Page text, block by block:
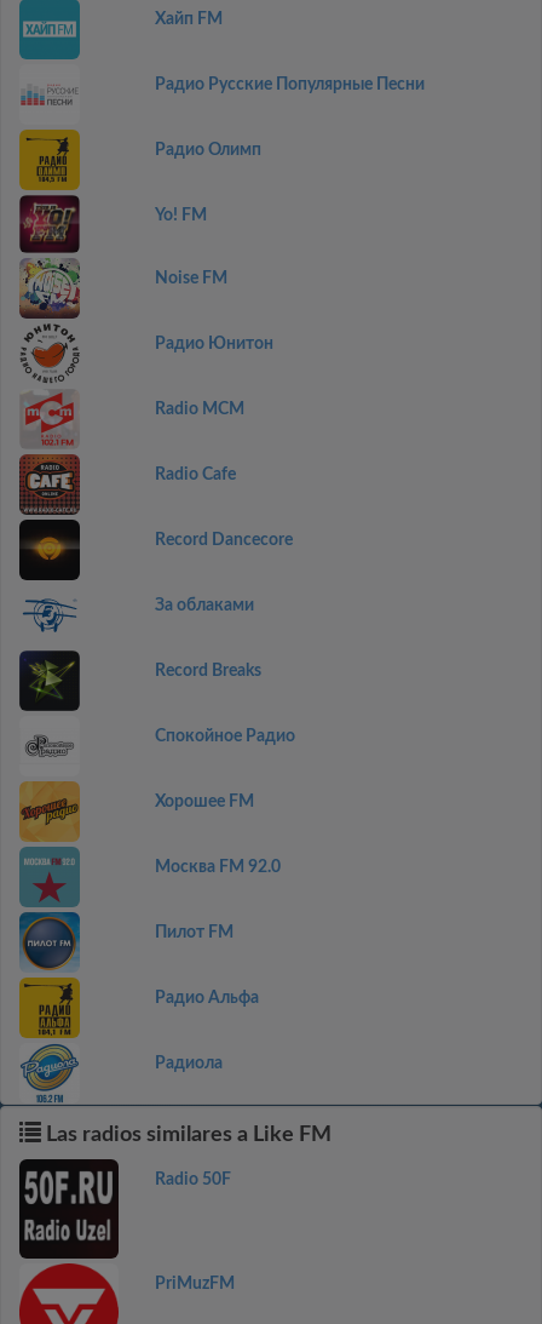
Хайп FM
Радио Русские Популярные Песни
Радио Олимп
Yo! FM
Noise FM
Радио Юнитон
Radio MCM
Radio Cafe
Record Dancecore
За облаками
Record Breaks
Спокойное Радио
Хорошее FM
Москва FM 92.0
Пилот FM
Радио Альфа
Радиола
Las radios similares a Like FM
Radio 50F
PriMuzFM